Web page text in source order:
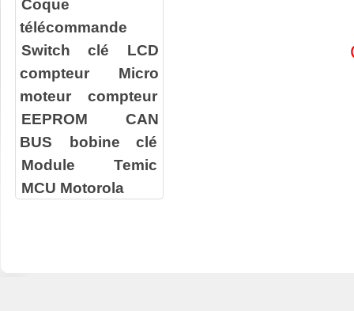
Coque
télécommande
Switch clé
LCD
compteur
Micro
moteur compteur
EEPROM
CAN
BUS
bobine clé
Module Temic
MCU Motorola